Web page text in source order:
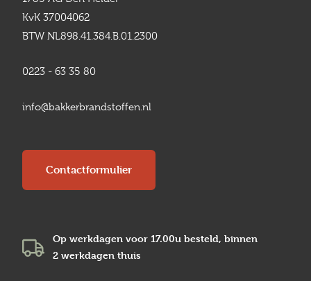
KvK 37004062
BTW NL898.41.384.B.01.2300
0223 - 63 35 80
info@bakkerbrandstoffen.nl
Contactformulier
Op werkdagen voor 17.00u besteld, binnen
2 werkdagen thuis